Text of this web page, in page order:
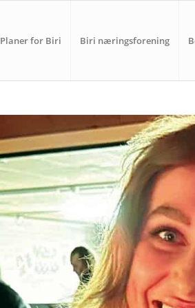
Planer for Biri Biri næringsforening